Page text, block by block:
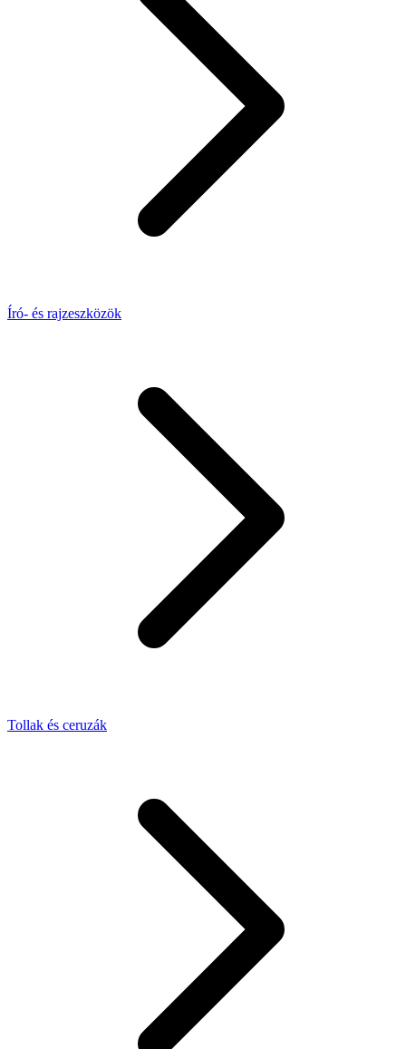
Író- és rajzeszközök
Tollak és ceruzák